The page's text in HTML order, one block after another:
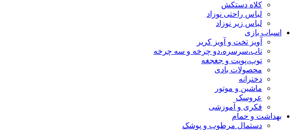
کلاه دستکش
لباس راحتی نوزاد
لباس زیر نوزاد
اسباب بازی
آویز تخت و آویز کریر
تاب،سرسره،دو چرخه و سه چرخه
توپ،پوپت و جغجغه
محصولات بادی
دخترانه
ماشین و موتور
عروسک
فکری و آموزشی
بهداشت و حمام
دستمال مرطوب و پوشک